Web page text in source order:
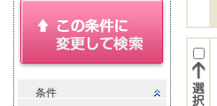
条件